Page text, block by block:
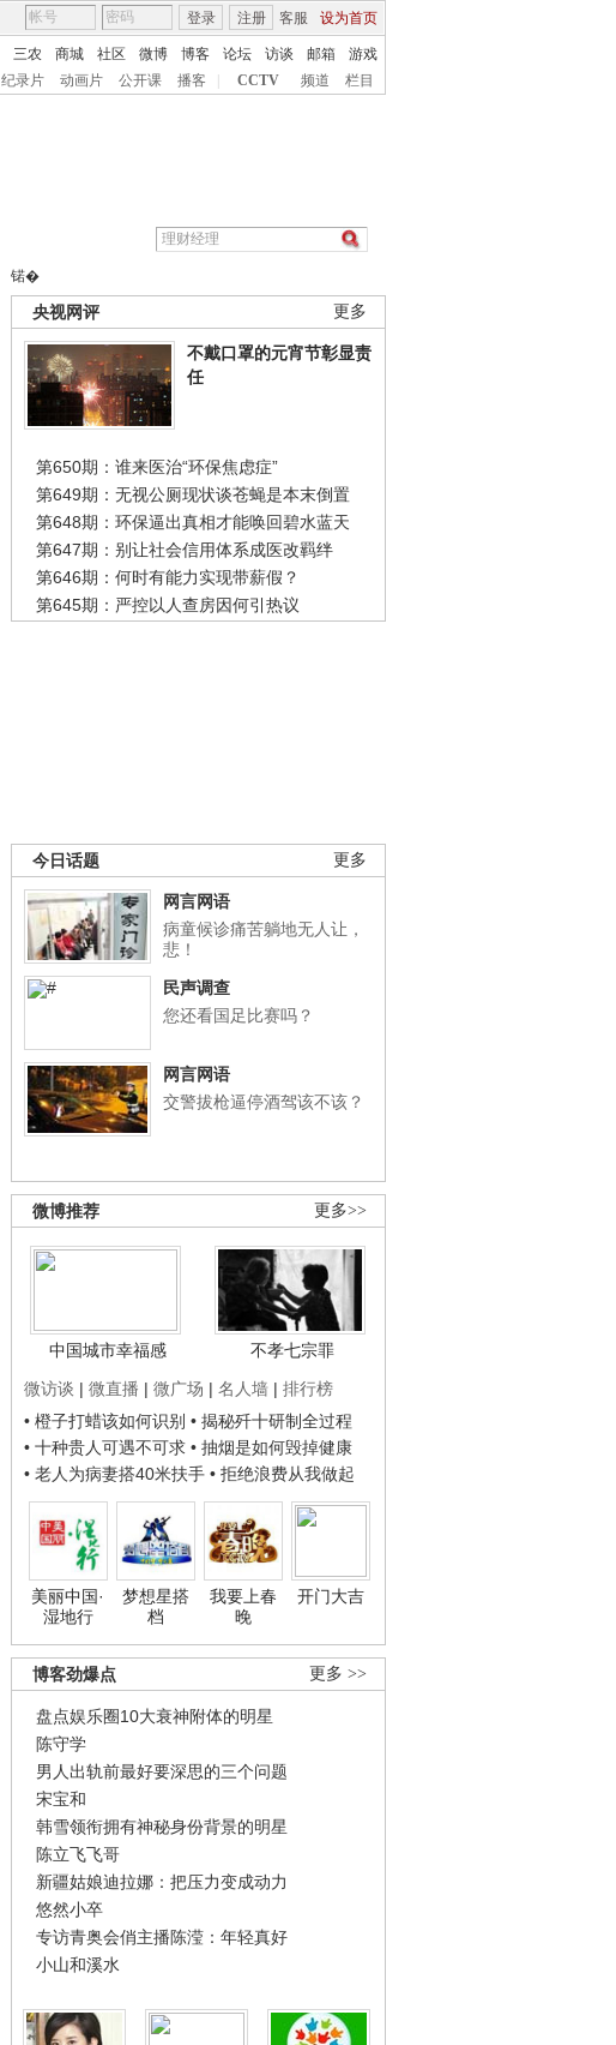
客服 设为首页
登录 注册
三农 商城 社区 微博 博客 论坛 访谈 邮箱
游戏
纪录片 动画片 公开课 播客 CCTV 频道 栏目
锘�
更多
央视网评
不戴口罩的元宵节彰显责
任
第650期：谁来医治“环保焦虑症”
第649期：无视公厕现状谈苍蝇是本末倒置
第648期：环保逼出真相才能唤回碧水蓝天
第647期：别让社会信用体系成医改羁绊
第646期：何时有能力实现带薪假？
第645期：严控以人查房因何引热议
更多
今日话题
网言网语
病童候诊痛苦躺地无人让，
悲！
民声调查
您还看国足比赛吗？
网言网语
交警拔枪逼停酒驾该不该？
更多>>
微博推荐
中国城市幸福感
不孝七宗罪
微访谈 | 微直播 | 微广场 | 名人墙 | 排行榜
• 橙子打蜡该如何识别 • 揭秘歼十研制全过程
• 十种贵人可遇不可求 • 抽烟是如何毁掉健康
• 老人为病妻搭40米扶手 • 拒绝浪费从我做起
美丽中国·
湿地行
梦想星搭
档
我要上春
晚
开门大吉
更多 >>
博客劲爆点
盘点娱乐圈10大衰神附体的明星
陈守学
男人出轨前最好要深思的三个问题
宋宝和
韩雪领衔拥有神秘身份背景的明星
陈立飞飞哥
新疆姑娘迪拉娜：把压力变成动力
悠然小卒
专访青奥会俏主播陈滢：年轻真好
小山和溪水